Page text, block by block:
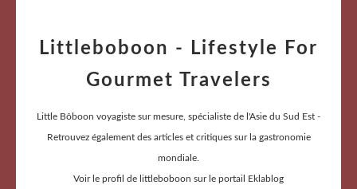
Littleboboon - Lifestyle For
Gourmet Travelers
Little Bôboon voyagiste sur mesure, spécialiste de l'Asie du Sud Est -
Retrouvez également des articles et critiques sur la gastronomie
mondiale.
Voir le profil de littleboboon sur le portail Eklablog